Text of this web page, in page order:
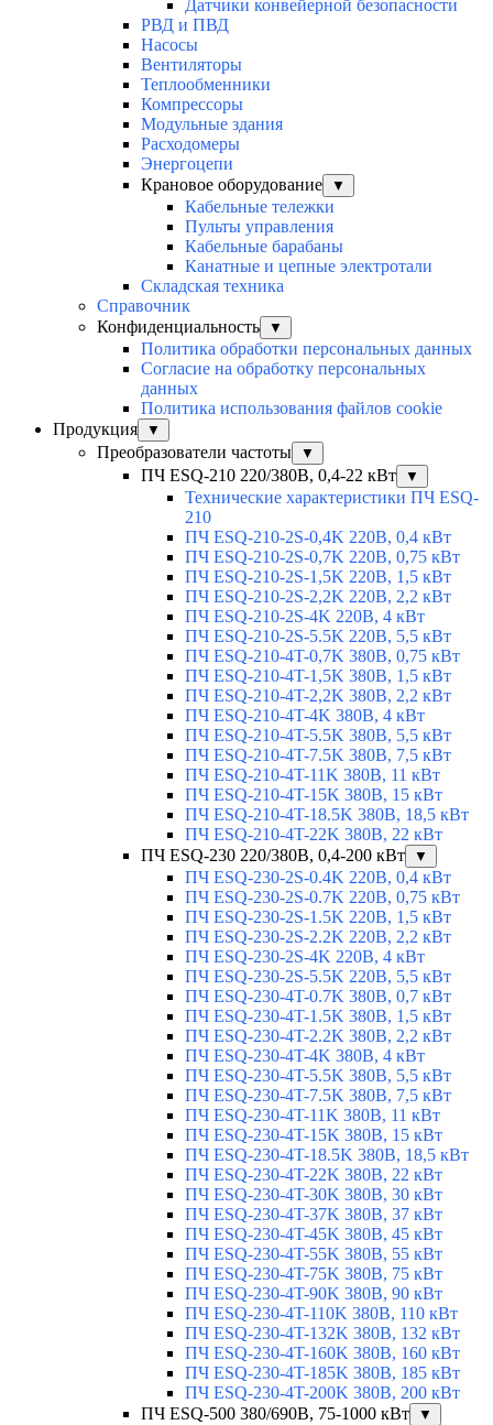
Датчики конвейерной безопасности
РВД и ПВД
Насосы
Вентиляторы
Теплообменники
Компрессоры
Модульные здания
Расходомеры
Энергоцепи
Крановое оборудование
▼
Кабельные тележки
Пульты управления
Кабельные барабаны
Канатные и цепные электротали
Складская техника
Справочник
Конфиденциальность
▼
Политика обработки персональных данных
Согласие на обработку персональных
данных
Политика использования файлов cookie
Продукция
▼
Преобразователи частоты ▼
ПЧ ESQ-210 220/380В, 0,4-22 кВт ▼
Технические характеристики ПЧ ESQ-
210
ПЧ ESQ-210-2S-0,4K 220В, 0,4 кВт
ПЧ ESQ-210-2S-0,7K 220В, 0,75 кВт
ПЧ ESQ-210-2S-1,5K 220В, 1,5 кВт
ПЧ ESQ-210-2S-2,2K 220В, 2,2 кВт
ПЧ ESQ-210-2S-4K 220В, 4 кВт
ПЧ ESQ-210-2S-5.5K 220В, 5,5 кВт
ПЧ ESQ-210-4T-0,7K 380В, 0,75 кВт
ПЧ ESQ-210-4T-1,5K 380В, 1,5 кВт
ПЧ ESQ-210-4T-2,2K 380В, 2,2 кВт
ПЧ ESQ-210-4T-4K 380В, 4 кВт
ПЧ ESQ-210-4T-5.5K 380В, 5,5 кВт
ПЧ ESQ-210-4T-7.5K 380В, 7,5 кВт
ПЧ ESQ-210-4T-11K 380В, 11 кВт
ПЧ ESQ-210-4T-15K 380В, 15 кВт
ПЧ ESQ-210-4T-18.5K 380В, 18,5 кВт
ПЧ ESQ-210-4T-22K 380В, 22 кВт
ПЧ ESQ-230 220/380В, 0,4-200 кВт
▼
ПЧ ESQ-230-2S-0.4K 220В, 0,4 кВт
ПЧ ESQ-230-2S-0.7K 220В, 0,75 кВт
ПЧ ESQ-230-2S-1.5K 220В, 1,5 кВт
ПЧ ESQ-230-2S-2.2K 220В, 2,2 кВт
ПЧ ESQ-230-2S-4K 220В, 4 кВт
ПЧ ESQ-230-2S-5.5K 220В, 5,5 кВт
ПЧ ESQ-230-4T-0.7K 380В, 0,7 кВт
ПЧ ESQ-230-4T-1.5K 380В, 1,5 кВт
ПЧ ESQ-230-4T-2.2K 380В, 2,2 кВт
ПЧ ESQ-230-4T-4K 380В, 4 кВт
ПЧ ESQ-230-4T-5.5K 380В, 5,5 кВт
ПЧ ESQ-230-4T-7.5K 380В, 7,5 кВт
ПЧ ESQ-230-4T-11K 380В, 11 кВт
ПЧ ESQ-230-4T-15K 380В, 15 кВт
ПЧ ESQ-230-4T-18.5K 380В, 18,5 кВт
ПЧ ESQ-230-4T-22K 380В, 22 кВт
ПЧ ESQ-230-4T-30K 380В, 30 кВт
ПЧ ESQ-230-4T-37K 380В, 37 кВт
ПЧ ESQ-230-4T-45K 380В, 45 кВт
ПЧ ESQ-230-4T-55K 380В, 55 кВт
ПЧ ESQ-230-4T-75K 380В, 75 кВт
ПЧ ESQ-230-4T-90K 380В, 90 кВт
ПЧ ESQ-230-4T-110K 380В, 110 кВт
ПЧ ESQ-230-4T-132K 380В, 132 кВт
ПЧ ESQ-230-4T-160K 380В, 160 кВт
ПЧ ESQ-230-4T-185K 380В, 185 кВт
ПЧ ESQ-230-4T-200K 380В, 200 кВт
ПЧ ESQ-500 380/690В, 75-1000 кВт
▼